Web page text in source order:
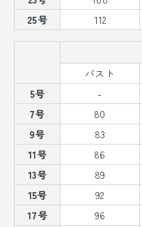
25号
112
バスト
5号
-
7号
80
9号
83
11号
86
13号
89
15号
92
17号
96